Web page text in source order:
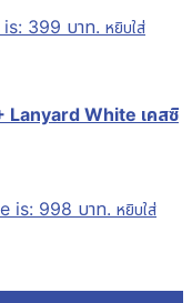
399 บาท. หยิบใส่
Lanyard White เคสซิ
is: 998 บาท. หยิบใส่